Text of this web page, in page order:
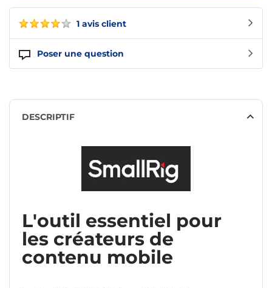
1 avis client
Poser une question
DESCRIPTIF
L'outil essentiel pour
les créateurs de
contenu mobile